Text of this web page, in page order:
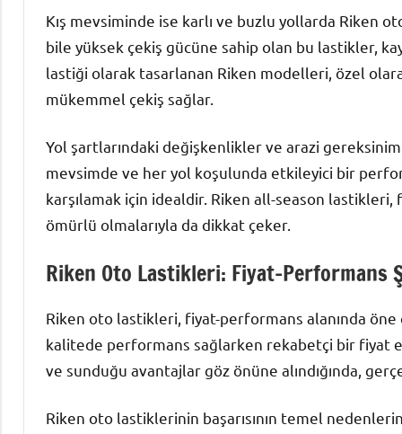
Kış mevsiminde ise karlı ve buzlu yollarda Riken
bile yüksek çekiş gücüne sahip olan bu lastikler,
lastiği olarak tasarlanan Riken modelleri, özel
mükemmel çekiş sağlar.
Yol şartlarındaki değişkenlikler ve arazi
mevsimde ve her yol koşulunda etkileyici bir
karşılamak için idealdir. Riken all-season
ömürlü olmalarıyla da dikkat çeker.
Riken Oto Lastikleri: Fiyat-Performans
Riken oto lastikleri, fiyat-performans alanında öne
kalitede performans sağlarken rekabetçi bir fiyat
ve sunduğu avantajlar göz önüne alındığında,
Riken oto lastiklerinin başarısının temel